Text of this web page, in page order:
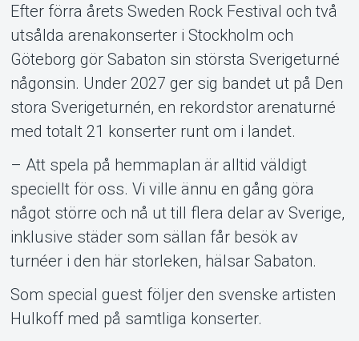
Support
Om Tickster
Efter förra årets Sweden Rock Festival och två
utsålda arenakonserter i Stockholm och
Göteborg gör Sabaton sin största Sverigeturné
någonsin. Under 2027 ger sig bandet ut på Den
stora Sverigeturnén, en rekordstor arenaturné
med totalt 21 konserter runt om i landet.
– Att spela på hemmaplan är alltid väldigt
speciellt för oss. Vi ville ännu en gång göra
något större och nå ut till flera delar av Sverige,
inklusive städer som sällan får besök av
turnéer i den här storleken, hälsar Sabaton.
Som special guest följer den svenske artisten
Hulkoff med på samtliga konserter.